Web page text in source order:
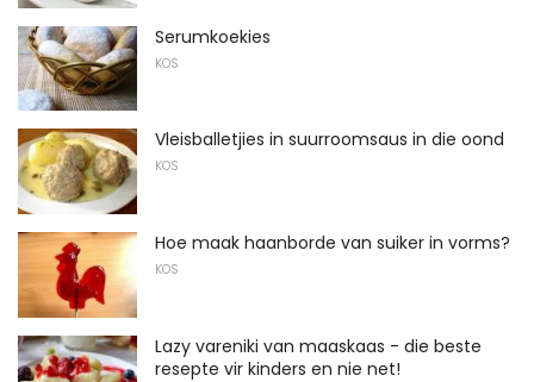
Serumkoekies
KOS
Vleisballetjies in suurroomsaus in die oond
KOS
Hoe maak haanborde van suiker in vorms?
KOS
Lazy vareniki van maaskaas - die beste
resepte vir kinders en nie net!